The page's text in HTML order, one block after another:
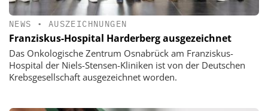
NEWS • AUSZEICHNUNGEN
Franziskus-Hospital Harderberg ausgezeichnet
Das Onkologische Zentrum Osnabrück am Franziskus-
Hospital der Niels-Stensen-Kliniken ist von der Deutschen
Krebsgesellschaft ausgezeichnet worden.